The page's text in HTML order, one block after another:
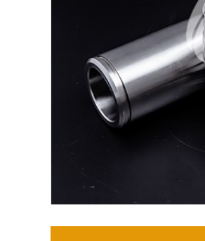
铝合金CNC加工精密零件
CNC数控螺纹加工的质量与效率